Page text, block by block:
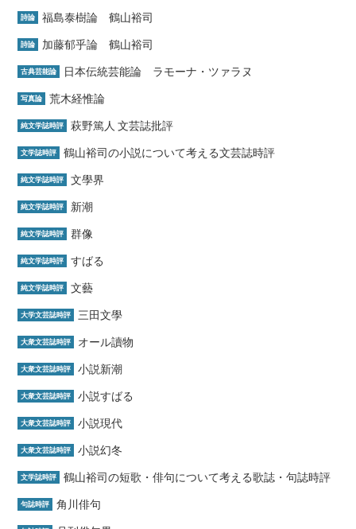
詩論 福島泰樹論 鶴山裕司
詩論 加藤郁乎論 鶴山裕司
古典芸能論 日本伝統芸能論 ラモーナ・ツァラヌ
写真論 荒木経惟論
純文学誌時評 萩野篤人 文芸誌批評
文学誌時評 鶴山裕司の小説について考える文芸誌時評
純文学誌時評 文學界
純文学誌時評 新潮
純文学誌時評 群像
純文学誌時評 すばる
純文学誌時評 文藝
大学文芸誌時評 三田文學
大衆文芸誌時評 オール讀物
大衆文芸誌時評 小説新潮
大衆文芸誌時評 小説すばる
大衆文芸誌時評 小説現代
大衆文芸誌時評 小説幻冬
文学誌時評 鶴山裕司の短歌・俳句について考える歌誌・句誌時評
句誌時評 角川俳句